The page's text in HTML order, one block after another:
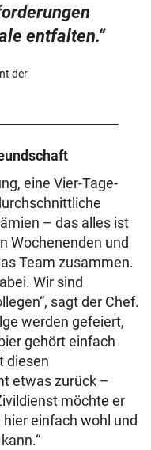
entfalten.“
der
eine Vier-Tage-
– das alles ist
Wochenenden und
Team zusammen.
Wir sind
sagt der Chef.
werden gefeiert,
gehört einfach
diesen
etwas zurück –
möchte er
hier einfach wohl und